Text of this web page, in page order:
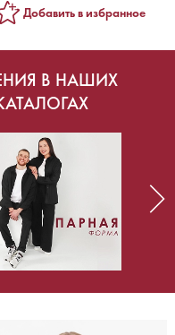
Добавить в избранное
В НАШИХ